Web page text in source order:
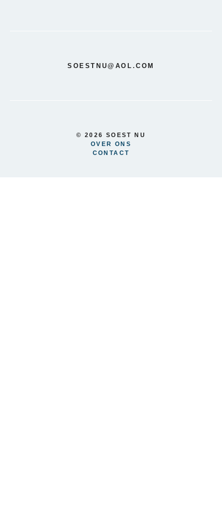
SOESTNU@AOL.COM
© 2026 SOEST NU
OVER ONS
CONTACT